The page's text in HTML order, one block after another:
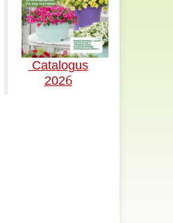
Catalogus
2026